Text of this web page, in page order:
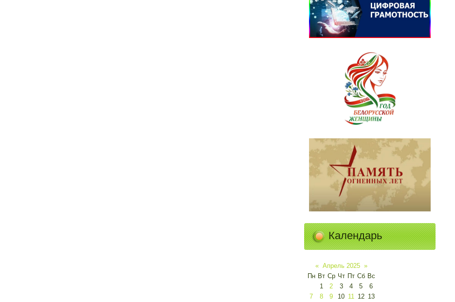
Календарь
« Апрель 2025 »
Пн Вт Ср Чт Пт Сб Вс
1
2 3 4 5
6
7
8 9 10 11 12 13